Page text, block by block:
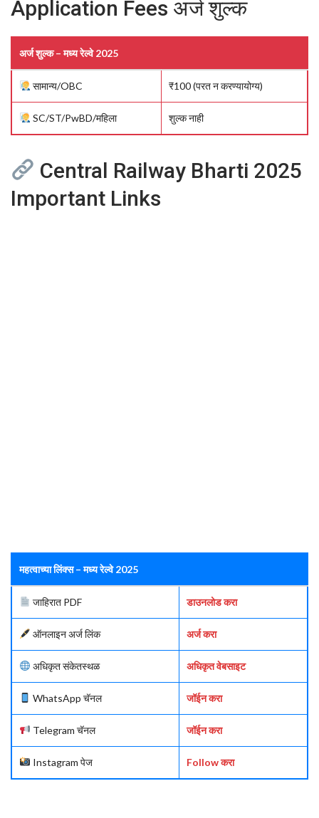
Application Fees अर्ज शुल्क
अर्ज शुल्क – मध्य रेल्वे 2025
सामान्य/OBC ₹100 (परत न करण्यायोग्य)
SC/ST/PwBD/महिला शुल्क नाही
Central Railway Bharti 2025
Important Links
महत्वाच्या लिंक्स – मध्य रेल्वे 2025
जाहिरात PDF डाउनलोड करा
ऑनलाइन अर्ज लिंक अर्ज करा
अधिकृत संकेतस्थळ अधिकृत वेबसाइट
WhatsApp चॅनल जॉईन करा
Telegram चॅनल जॉईन करा
Instagram पेज Follow करा